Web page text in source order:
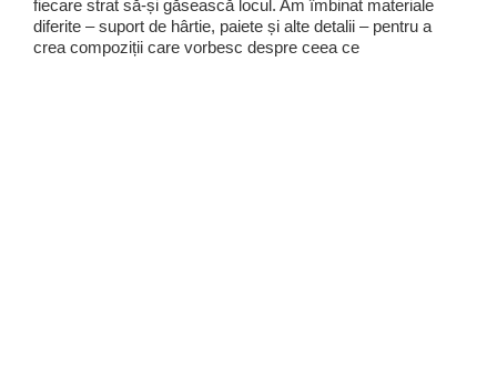
fiecare strat să-și găsească locul. Am îmbinat materiale
diferite – suport de hârtie, paiete și alte detalii – pentru a
crea compoziții care vorbesc despre ceea ce